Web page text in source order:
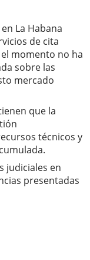
La Habana
de cita
momento no ha
sobre las
mercado
que la
técnicos y
judiciales en
presentadas